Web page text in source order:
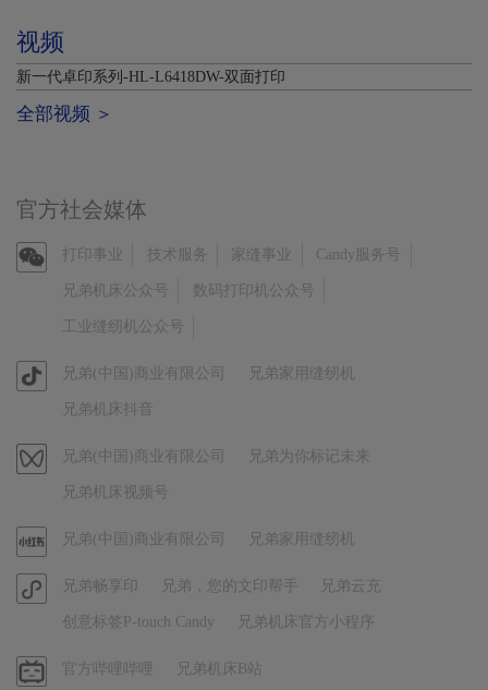
视频
新一代卓印系列-HL-L6418DW-双面打印
全部视频 ＞
官方社会媒体
官
信
打印事业 技术服务 家缝事业 Candy服务号
兄弟机床公众号 数码打印机公众号
工业缝纫机公众号
官
音
兄弟(中国)商业有限公司 兄弟家用缝纫机
兄弟机床抖音
视兄弟(中国)商业有限公司 兄弟为你标记未来
兄弟机床视频号
官
小
红
兄弟(中国)商业有限公司 兄弟家用缝纫机
官
程
兄弟畅享印 兄弟，您的文印帮手 兄弟云充
创意标签P-touch Candy 兄弟机床官方小程序
哔官方哔哩哔哩 兄弟机床B站